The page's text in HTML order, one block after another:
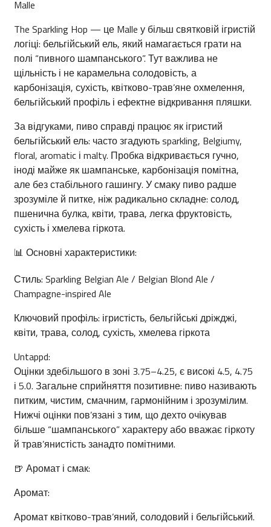
Malle
The Sparkling Hop — це Malle у більш святковій ігристій
логіці: бельгійський ель, який намагається грати на
полі “пивного шампанського”. Тут важлива не
щільність і не карамельна солодовість, а
карбонізація, сухість, квітково-трав’яне охмелення,
бельгійський профіль і ефектне відкривання пляшки.
За відгуками, пиво справді працює як ігристий
бельгійський ель: часто згадують sparkling, Belgiumy,
floral, aromatic і malty. Пробка відкривається гучно,
іноді майже як шампанське, карбонізація помітна,
але без стабільного гашингу. У смаку пиво радше
зрозуміле й питке, ніж радикально складне: солод,
пшенична булка, квіти, трава, легка фруктовість,
сухість і хмелева гіркота.
📊 Основні характеристики:
Стиль: Sparkling Belgian Ale / Belgian Blond Ale /
Champagne-inspired Ale
Ключовий профіль: ігристість, бельгійські дріжджі,
квіти, трава, солод, сухість, хмелева гіркота
Untappd:
Оцінки здебільшого в зоні 3.75–4.25, є високі 4.5, 4.75
і 5.0. Загальне сприйняття позитивне: пиво називають
питким, чистим, смачним, гармонійним і зрозумілим.
Нижчі оцінки пов’язані з тим, що дехто очікував
більше “шампанського” характеру або вважає гіркоту
й трав’янистість занадто помітними.
🍺 Аромат і смак:
Аромат:
Аромат квітково-трав’яний, солодовий і бельгійський.